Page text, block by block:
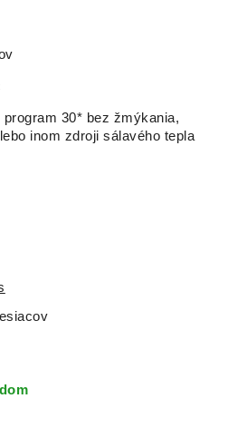
30* bez žmýkania,
inom zdroji sálavého tepla